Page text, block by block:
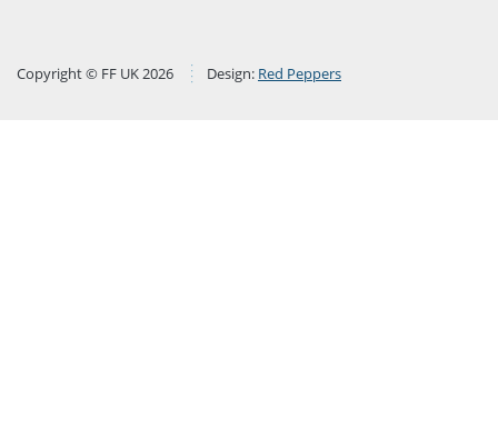
Copyright © FF UK 2026 Design: Red Peppers